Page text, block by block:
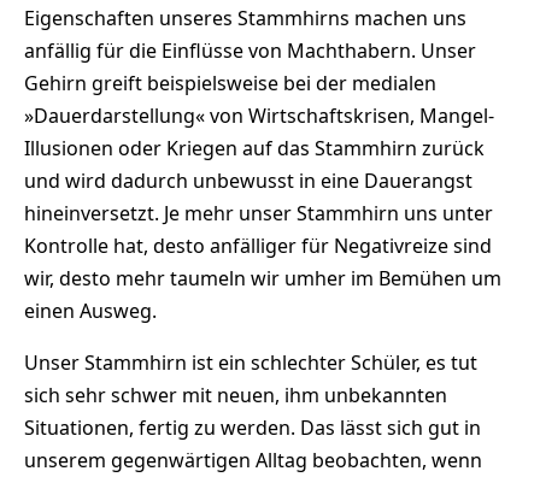
Eigenschaften unseres Stammhirns machen uns
anfällig für die Einflüsse von Machthabern. Unser
Gehirn greift beispielsweise bei der medialen
»Dauerdarstellung« von Wirtschaftskrisen, Mangel-
Illusionen oder Kriegen auf das Stammhirn zurück
und wird dadurch unbewusst in eine Dauerangst
hineinversetzt. Je mehr unser Stammhirn uns unter
Kontrolle hat, desto anfälliger für Negativreize sind
wir, desto mehr taumeln wir umher im Bemühen um
einen Ausweg.
Unser Stammhirn ist ein schlechter Schüler, es tut
sich sehr schwer mit neuen, ihm unbekannten
Situationen, fertig zu werden. Das lässt sich gut in
unserem gegenwärtigen Alltag beobachten, wenn